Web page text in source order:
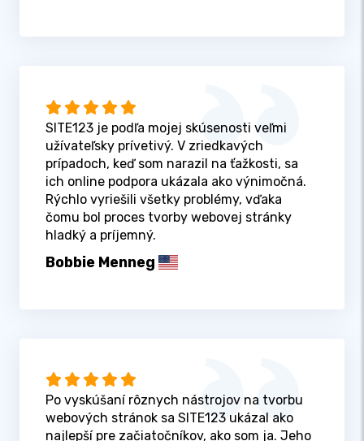
SITE123 je podľa mojej skúsenosti veľmi
užívateľsky prívetivý. V zriedkavých
prípadoch, keď som narazil na ťažkosti, sa
ich online podpora ukázala ako výnimočná.
Rýchlo vyriešili všetky problémy, vďaka
čomu bol proces tvorby webovej stránky
hladký a príjemný.
Bobbie Menneg
Po vyskúšaní rôznych nástrojov na tvorbu
webových stránok sa SITE123 ukázal ako
najlepší pre začiatočníkov, ako som ja. Jeho